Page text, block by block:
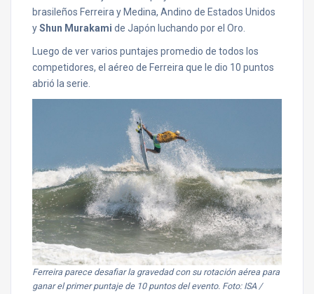
brasileños Ferreira y Medina, Andino de Estados Unidos
yShun Murakami de Japón luchando por el Oro.
Luego de ver varios puntajes promedio de todos los
competidores, el aéreo de Ferreira que le dio 10 puntos
abrió la serie.
Ferreira parece desafiar la gravedad con su rotación aérea para
ganar el primer puntaje de 10 puntos del evento. Foto: ISA /